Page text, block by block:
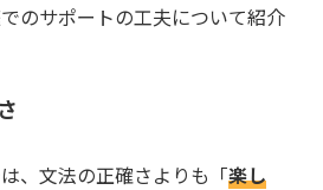
のサポートの工夫について紹介
、文法の正確さよりも「楽し